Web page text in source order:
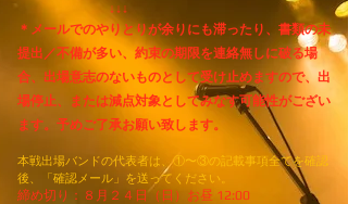
↓↓↓
＊メールでのやりとりが余りにも滞ったり、書類の未
提出／不備が多い、約束の期限を連絡無しに破る場
合、出場意志のないものとして受け止めますので、出
場停止、または減点対象としてみなす可能性がござい
ます。予めご了承お願い致します。
本戦出場バンドの代表者は 、①〜③の記載事項全てを​確認
後、「確認メール」を送ってください。
締め切り：８月２４日（日）お昼 12:00